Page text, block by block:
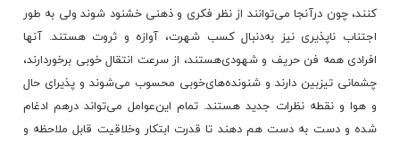
کنند، چون‌ درآنجا می‌توانند از نظر فکری‌ و ذهنی‌ خشنود شوند ولی‌ به‌ طور
اجتناب‌ ناپذیری‌ نیز به‌دنبال‌ کسب‌ شهرت‌، آوازه‌ و ثروت‌ هستند. آنها
افرادی‌ همه‌ فن‌ حریف‌ و شهودی‌هستند، از سرعت‌ انتقال‌ خوبی‌ برخوردارند،
چشمانی‌ تیزبین‌ دارند و شنونده‌های‌خوبی‌ محسوب‌ می‌شوند و پذیرای‌ حال‌
و هوا و نقطه‌ نظرات‌ جدید هستند. تمام‌ این‌عوامل‌ می‌تواند درهم‌ ادغام‌
شده‌ و دست‌ به‌ دست‌ هم‌ دهند تا قدرت‌ ابتکار وخلاقیت‌ قابل‌ ملاحظه‌ و